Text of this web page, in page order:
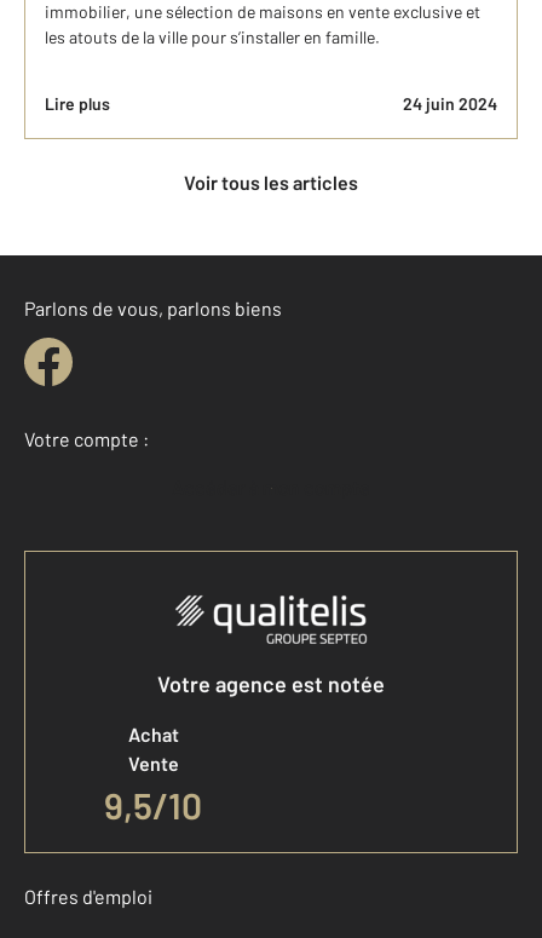
immobilier, une sélection de maisons en vente exclusive et
les atouts de la ville pour s’installer en famille.
Lire plus 24 juin 2024
Voir tous les articles
Parlons de vous, parlons biens
Votre compte :
Accéder à mon compte
Votre agence est notée
Achat
Vente
9,5/10
Offres d'emploi